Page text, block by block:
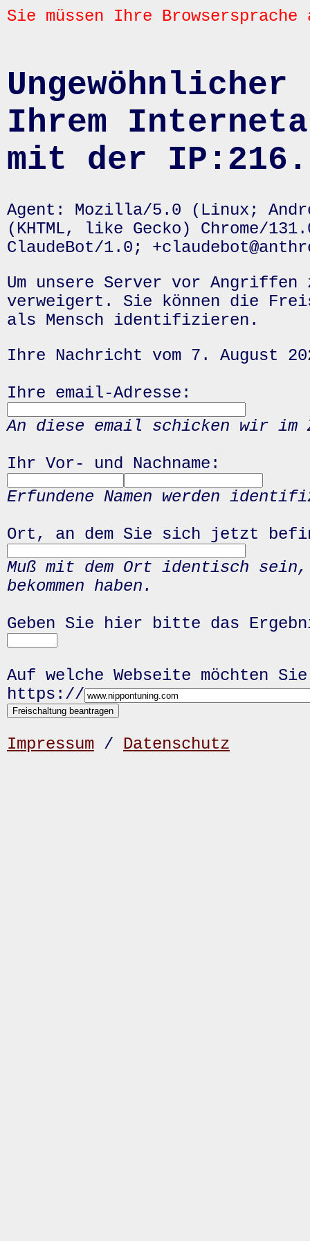
Sie müssen Ihre
Ihrem
mit der
Agent: Mozilla/5.0 (Linux;
(KHTML, like Gecko) Chrome/
ClaudeBot/1.0;
Um unsere Server vor
verweigert. Sie können die
als Mensch identifizieren.
Ihre Nachricht vom 7. August
Ihre email-Adresse:
An diese email schicken wir
Ihr Vor- und Nachname:
Erfundene Namen werden
Ort, an dem Sie sich jetzt
Muß mit dem Ort identisch
bekommen haben.
Geben Sie hier bitte das
Auf welche Webseite möchten
https://
Impressum / Datenschutz